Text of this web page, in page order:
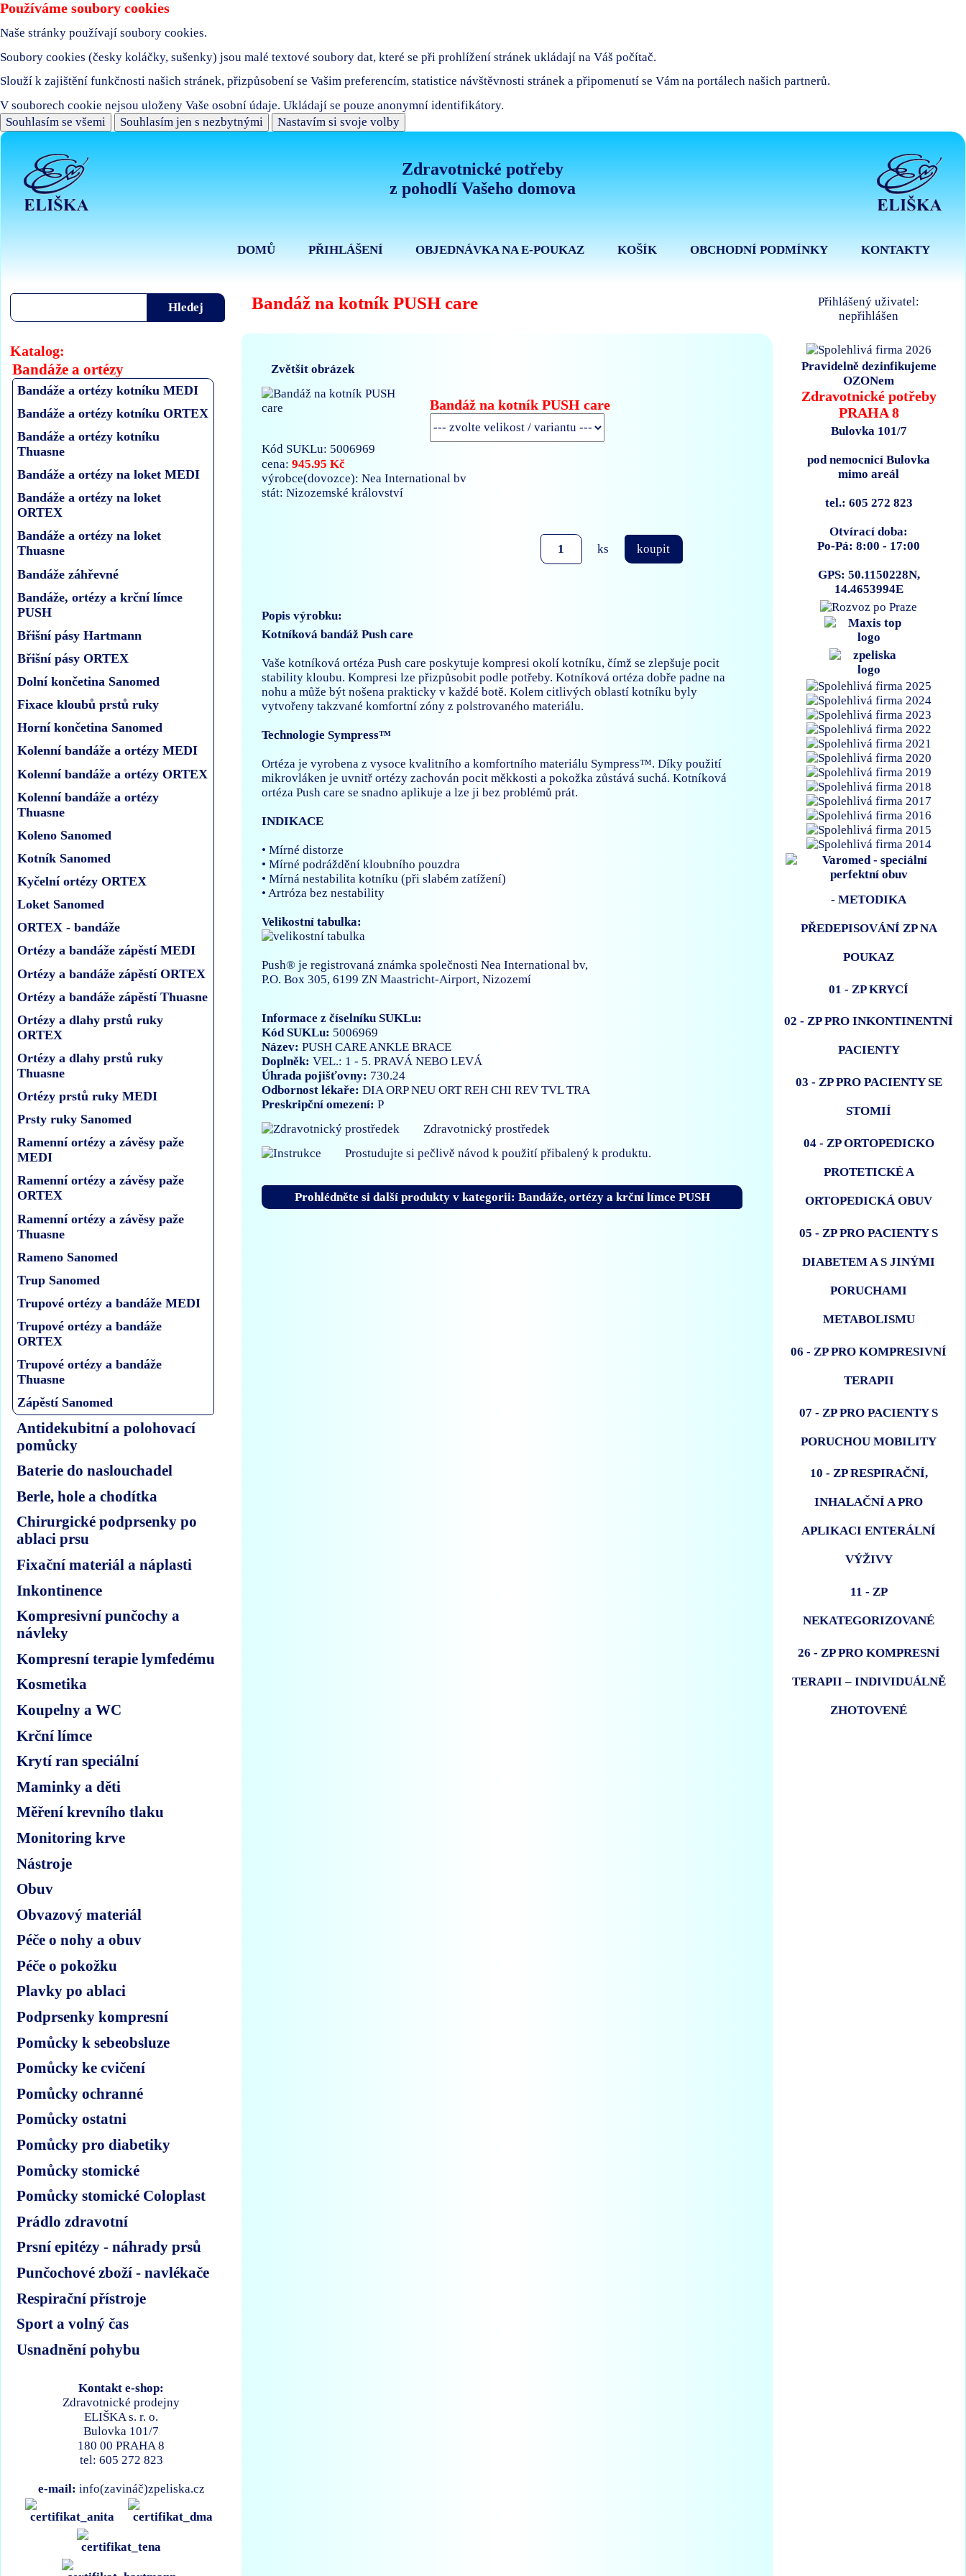
Používáme soubory cookies
Naše stránky používají soubory cookies.
Soubory cookies (česky koláčky, sušenky) jsou malé textové soubory dat, které se při prohlížení stránek ukládají na Váš počítač.
Slouží k zajištění funkčnosti našich stránek, přizpůsobení se Vašim preferencím, statistice návštěvnosti stránek a připomenutí se Vám na portálech našich partnerů.
V souborech cookie nejsou uloženy Vaše osobní údaje. Ukládají se pouze anonymní identifikátory.
Souhlasím se všemi
Souhlasím jen s nezbytnými Nastavím si svoje volby
Zdravotnické potřeby
z pohodlí Vašeho domova
KONTAKTY
OBCHODNÍ PODMÍNKY
KOŠÍK
OBJEDNÁVKA NA E-POUKAZ
PŘIHLÁŠENÍ
DOMŮ
Bandáž na kotník PUSH care
Přihlášený uživatel:
nepřihlášen
Katalog:
Bandáže a ortézy
Bandáže a ortézy kotníku MEDI
Bandáže a ortézy kotníku ORTEX
Bandáže a ortézy kotníku
Thuasne
Bandáže a ortézy na loket MEDI
Bandáže a ortézy na loket
ORTEX
Bandáže a ortézy na loket
Thuasne
Bandáže záhřevné
Bandáže, ortézy a krční límce
PUSH
Břišní pásy Hartmann
Břišní pásy ORTEX
Dolní končetina Sanomed
Fixace kloubů prstů ruky
Horní končetina Sanomed
Kolenní bandáže a ortézy MEDI
Kolenní bandáže a ortézy ORTEX
Kolenní bandáže a ortézy
Thuasne
Koleno Sanomed
Kotník Sanomed
Kyčelní ortézy ORTEX
Loket Sanomed
ORTEX - bandáže
Ortézy a bandáže zápěstí MEDI
Ortézy a bandáže zápěstí ORTEX
Ortézy a bandáže zápěstí Thuasne
Ortézy a dlahy prstů ruky
ORTEX
Ortézy a dlahy prstů ruky
Thuasne
Ortézy prstů ruky MEDI
Prsty ruky Sanomed
Ramenní ortézy a závěsy paže
MEDI
Ramenní ortézy a závěsy paže
ORTEX
Ramenní ortézy a závěsy paže
Thuasne
Rameno Sanomed
Trup Sanomed
Trupové ortézy a bandáže MEDI
Trupové ortézy a bandáže
ORTEX
Trupové ortézy a bandáže
Thuasne
Zápěstí Sanomed
Antidekubitní a polohovací
pomůcky
Baterie do naslouchadel
Berle, hole a chodítka
Chirurgické podprsenky po
ablaci prsu
Fixační materiál a náplasti
Inkontinence
Kompresivní punčochy a
návleky
Kompresní terapie lymfedému
Kosmetika
Koupelny a WC
Krční límce
Krytí ran speciální
Maminky a děti
Měření krevního tlaku
Monitoring krve
Nástroje
Obuv
Obvazový materiál
Péče o nohy a obuv
Péče o pokožku
Plavky po ablaci
Podprsenky kompresní
Pomůcky k sebeobsluze
Pomůcky ke cvičení
Pomůcky ochranné
Pomůcky ostatni
Pomůcky pro diabetiky
Pomůcky stomické
Pomůcky stomické Coloplast
Prádlo zdravotní
Prsní epitézy - náhrady prsů
Punčochové zboží - navlékače
Respirační přístroje
Sport a volný čas
Usnadnění pohybu
Kontakt e-shop:
Zdravotnické prodejny
ELIŠKA s. r. o.
Bulovka 101/7
180 00 PRAHA 8
tel: 605 272 823
e-mail: info(zavináč)zpeliska.cz
Zvětšit obrázek
Bandáž na kotník PUSH care
Kód SUKLu: 5006969
cena: 945.95 Kč
výrobce(dovozce): Nea International bv
stát: Nizozemské království
ks koupit
Popis výrobku:
Kotníková bandáž Push care
Vaše kotníková ortéza Push care poskytuje kompresi okolí kotníku, čímž se zlepšuje pocit
stability kloubu. Kompresi lze přizpůsobit podle potřeby. Kotníková ortéza dobře padne na
nohu a může být nošena prakticky v každé botě. Kolem citlivých oblastí kotníku byly
vytvořeny takzvané komfortní zóny z polstrovaného materiálu.
Technologie Sympress™
Ortéza je vyrobena z vysoce kvalitního a komfortního materiálu Sympress™. Díky použití
mikrovláken je uvnitř ortézy zachován pocit měkkosti a pokožka zůstává suchá. Kotníková
ortéza Push care se snadno aplikuje a lze ji bez problémů prát.
INDIKACE
• Mírné distorze
• Mírné podráždění kloubního pouzdra
• Mírná nestabilita kotníku (při slabém zatížení)
• Artróza bez nestability
Velikostní tabulka:
Push® je registrovaná známka společnosti Nea International bv,
P.O. Box 305, 6199 ZN Maastricht-Airport, Nizozemí
Informace z číselníku SUKLu:
Kód SUKLu: 5006969
Název: PUSH CARE ANKLE BRACE
Doplněk: VEL.: 1 - 5. PRAVÁ NEBO LEVÁ
Úhrada pojišťovny: 730.24
Odbornost lékaře: DIAORPNEU ORTREH CHI REV TVLTRA
Preskripční omezení: P
Zdravotnický prostředek
Prostudujte si pečlivě návod k použití přibalený k produktu.
Prohlédněte si další produkty v kategorii: Bandáže, ortézy a krční límce PUSH
Pravidelně dezinfikujeme
OZONem
Zdravotnické potřeby
PRAHA 8
Bulovka 101/7
pod nemocnicí Bulovka
mimo areál
tel.: 605 272 823
Otvírací doba:
Po-Pá: 8:00 - 17:00
GPS: 50.1150228N,
14.4653994E
- METODIKA
PŘEDEPISOVÁNÍ ZP NA
POUKAZ
01 - ZP KRYCÍ
02 - ZP PRO INKONTINENTNÍ
PACIENTY
03 - ZP PRO PACIENTY SE
STOMIÍ
04 - ZP ORTOPEDICKO
PROTETICKÉ A
ORTOPEDICKÁ OBUV
05 - ZP PRO PACIENTY S
DIABETEM A S JINÝMI
PORUCHAMI
METABOLISMU
06 - ZP PRO KOMPRESIVNÍ
TERAPII
07 - ZP PRO PACIENTY S
PORUCHOU MOBILITY
10 - ZP RESPIRAČNÍ,
INHALAČNÍ A PRO
APLIKACI ENTERÁLNÍ
VÝŽIVY
11 - ZP
NEKATEGORIZOVANÉ
26 - ZP PRO KOMPRESNÍ
TERAPII – INDIVIDUÁLNĚ
ZHOTOVENÉ